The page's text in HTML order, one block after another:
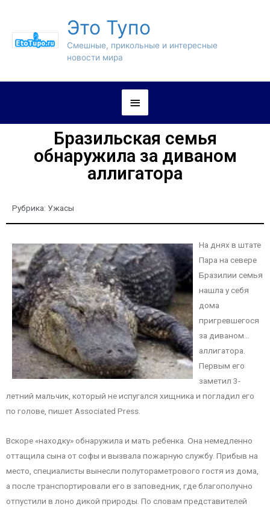
Это Тупо
Смешные, прикольные и интересные
новости мира
Бразильская семья
обнаружила за диваном
аллигатора
Рубрика: Ужасы
На днях в штате
Пара на севере
Бразилии семья
нашла у себя
дома
пригревшегося
за диваном…
аллигатора.
Первым его
заметил 3-
летний мальчик, который не испугался хищника и погладил его
по голове, пишет Associated Press.
Вскоре «находку» обнаружила и мать ребенка. Она немедленно
оттащила сына от софы и вызвала пожарную службу. Прибыв на
место, специалисты вынесли полутораметрового гостя из дома,
а после транспортировали его в заповедник, где благополучно
отпустили в лоно дикой природы. По словам представителей